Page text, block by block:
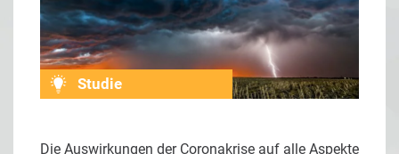
Studie
Die Auswirkungen der Coronakrise auf alle Aspekte